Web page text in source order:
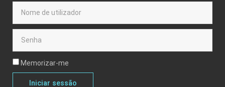
Memorizar-me
Iniciar sessão